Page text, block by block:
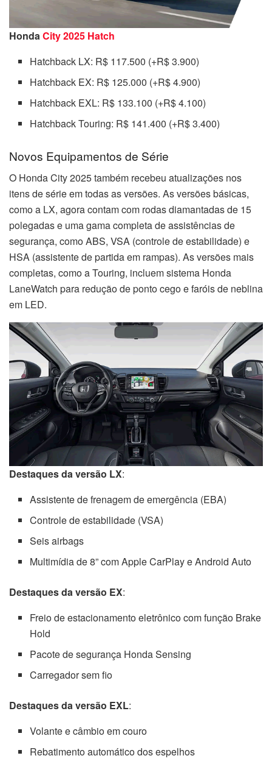
HondaCity 2025 Hatch
Hatchback LX: R$ 117.500 (+R$ 3.900)
Hatchback EX: R$ 125.000 (+R$ 4.900)
Hatchback EXL: R$ 133.100 (+R$ 4.100)
Hatchback Touring: R$ 141.400 (+R$ 3.400)
Novos Equipamentos de Série
O Honda City 2025 também recebeu atualizações nos
itens de série em todas as versões. As versões básicas,
como a LX, agora contam com rodas diamantadas de 15
polegadas e uma gama completa de assistências de
segurança, como ABS, VSA (controle de estabilidade) e
HSA (assistente de partida em rampas). As versões mais
completas, como a Touring, incluem sistema Honda
LaneWatch para redução de ponto cego e faróis de neblina
em LED.
Destaques da versão LX:
Assistente de frenagem de emergência (EBA)
Controle de estabilidade (VSA)
Seis airbags
Multimídia de 8” com Apple CarPlay e Android Auto
Destaques da versão EX:
Freio de estacionamento eletrônico com função Brake
Hold
Pacote de segurança Honda Sensing
Carregador sem fio
Destaques da versão EXL:
Volante e câmbio em couro
Rebatimento automático dos espelhos